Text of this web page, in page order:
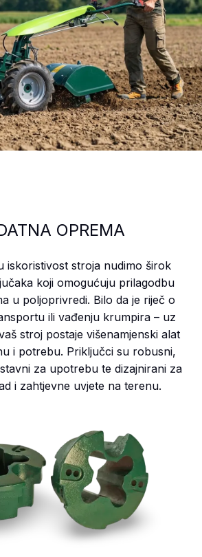
OPREMA
iskoristivost stroja nudimo širok
koji omogućuju prilagodbu
u poljoprivredi. Bilo da je riječ o
ili vađenju krumpira – uz
stroj postaje višenamjenski alat
i potrebu. Priključci su robusni,
za upotrebu te dizajnirani za
i zahtjevne uvjete na terenu.